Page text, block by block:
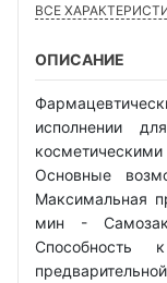
ВСЕ
ОПИСАНИЕ
исполнении
Основные
Максимальная
мин -
Способность